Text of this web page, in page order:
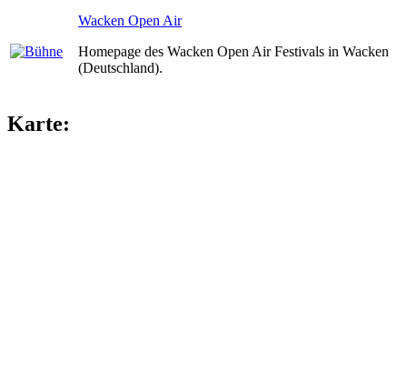
Wacken Open Air
Homepage des Wacken Open Air Festivals in Wacken
(Deutschland).
Karte: